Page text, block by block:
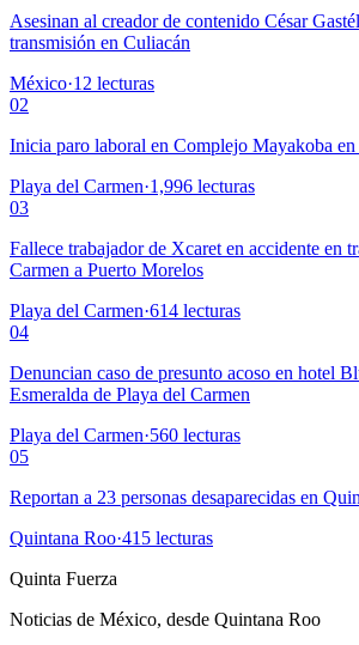
Asesinan al creador de contenido César
transmisión en Culiacán
México·12 lecturas
02
Inicia paro laboral en Complejo Mayakoba en
Playa del Carmen·1,996 lecturas
03
Fallece trabajador de Xcaret en accidente en
Carmen a Puerto Morelos
Playa del Carmen·614 lecturas
04
Denuncian caso de presunto acoso en hotel
Esmeralda de Playa del Carmen
Playa del Carmen·560 lecturas
05
Reportan a 23 personas desaparecidas en
Quintana Roo·415 lecturas
Quinta Fuerza
Noticias de México, desde Quintana Roo